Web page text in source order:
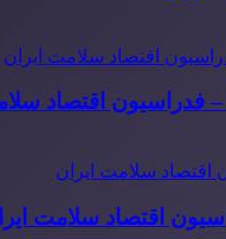
فدراسیون اقتصاد